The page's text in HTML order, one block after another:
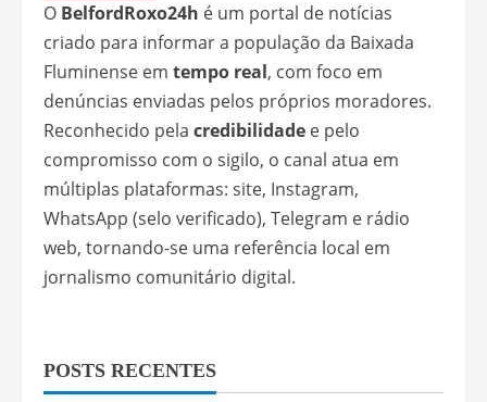
O BelfordRoxo24h é um portal de notícias
criado para informar a população da Baixada
Fluminense em tempo real, com foco em
denúncias enviadas pelos próprios moradores.
Reconhecido pela credibilidade e pelo
compromisso com o sigilo, o canal atua em
múltiplas plataformas: site, Instagram,
WhatsApp (selo verificado), Telegram e rádio
web, tornando-se uma referência local em
jornalismo comunitário digital.
POSTS RECENTES